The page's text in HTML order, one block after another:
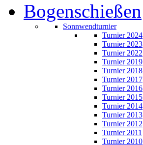
Bogenschießen
Sonnwendturnier
Turnier 2024
Turnier 2023
Turnier 2022
Turnier 2019
Turnier 2018
Turnier 2017
Turnier 2016
Turnier 2015
Turnier 2014
Turnier 2013
Turnier 2012
Turnier 2011
Turnier 2010